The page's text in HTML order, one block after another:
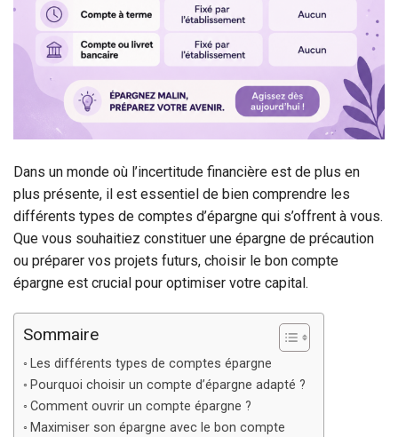
Dans un monde où l’incertitude financière est de plus en
plus présente, il est essentiel de bien comprendre les
différents types de comptes d’épargne qui s’offrent à vous.
Que vous souhaitiez constituer une épargne de précaution
ou préparer vos projets futurs, choisir le bon compte
épargne est crucial pour optimiser votre capital.
Sommaire
Les différents types de comptes épargne
Pourquoi choisir un compte d’épargne adapté ?
Comment ouvrir un compte épargne ?
Maximiser son épargne avec le bon compte